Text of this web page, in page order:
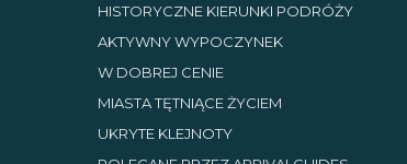
HISTORYCZNE KIERUNKI PODRÓŻY
AKTYWNY WYPOCZYNEK
W DOBREJ CENIE
MIASTA TĘTNIĄCE ŻYCIEM
UKRYTE KLEJNOTY